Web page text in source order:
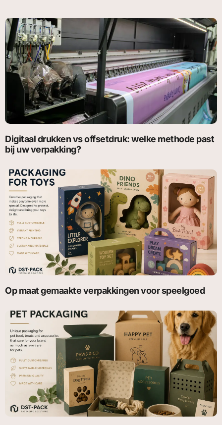
Digitaal drukken vs offsetdruk: welke methode past
bij uw verpakking?
Op maat gemaakte verpakkingen voor speelgoed